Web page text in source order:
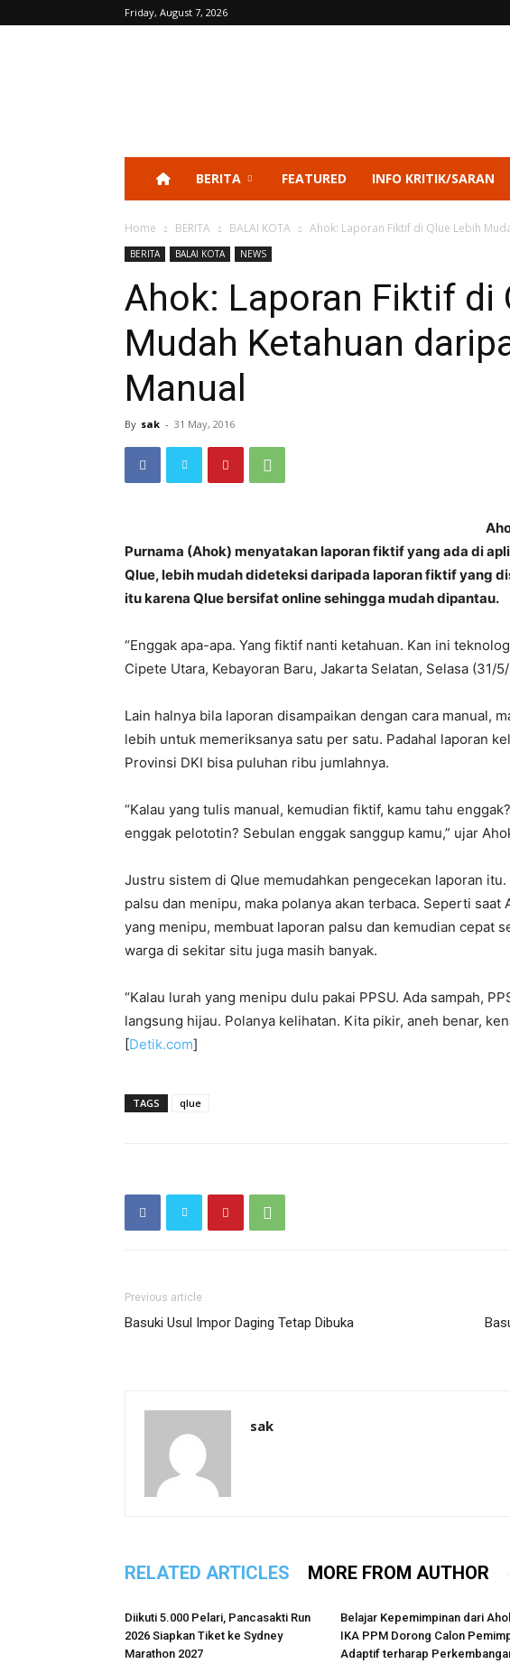
Friday, August 7, 2026
BERITA FEATURED INFO KRITIK/SARAN
Home BERITA BALAI KOTA Ahok: Laporan Fiktif di Qlue Lebih
BERITA BALAI KOTA NEWS
Ahok: Laporan Fiktif di
Mudah Ketahuan
Manual
By sak - 31 May, 2016
Purnama (Ahok) menyatakan laporan fiktif yang ada di
Qlue, lebih mudah dideteksi daripada laporan fiktif yang
itu karena Qlue bersifat online sehingga mudah dipantau.
“Enggak apa-apa. Yang fiktif nanti ketahuan. Kan ini
Cipete Utara, Kebayoran Baru, Jakarta Selatan, Selasa (31/
Lain halnya bila laporan disampaikan dengan cara manual,
lebih untuk memeriksanya satu per satu. Padahal laporan
Provinsi DKI bisa puluhan ribu jumlahnya.
“Kalau yang tulis manual, kemudian fiktif, kamu tahu
enggak pelototin? Sebulan enggak sanggup kamu,” ujar
Justru sistem di Qlue memudahkan pengecekan laporan
palsu dan menipu, maka polanya akan terbaca. Seperti saat
yang menipu, membuat laporan palsu dan kemudian cepat
warga di sekitar situ juga masih banyak.
“Kalau lurah yang menipu dulu pakai PPSU. Ada sampah,
langsung hijau. Polanya kelihatan. Kita pikir, aneh benar,
[Detik.com]
TAGS qlue
Previous article
Basuki Usul Impor Daging Tetap Dibuka
sak
RELATED ARTICLES MORE FROM AUTHOR
Diikuti 5.000 Pelari, Pancasakti Run
2026 Siapkan Tiket ke Sydney
Marathon 2027
Belajar Kepemimpinan dari
IKA PPM Dorong Calon
Adaptif terharap